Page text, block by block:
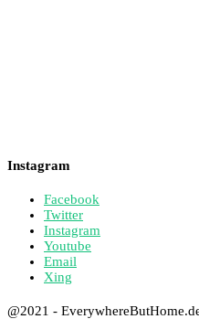
Instagram
Facebook
Twitter
Instagram
Youtube
Email
Xing
@2021 -